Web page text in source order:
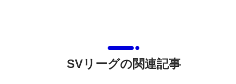
SVリーグの関連記事